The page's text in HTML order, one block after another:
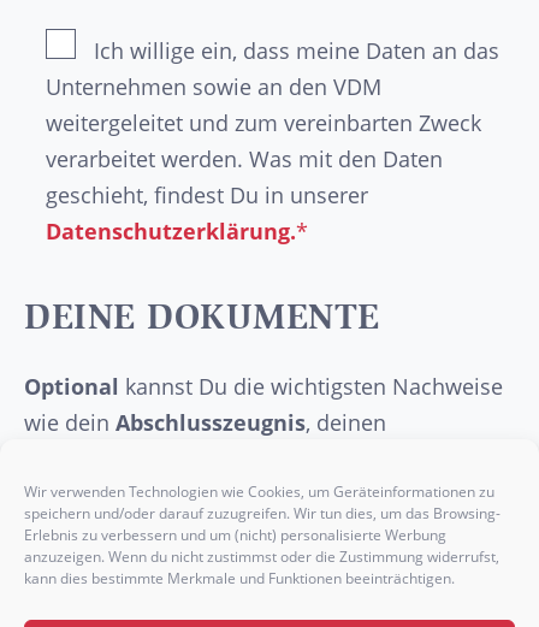
Wir verwenden Technologien wie Cookies, um Geräteinformationen zu
speichern und/oder darauf zuzugreifen. Wir tun dies, um das Browsing-
Erlebnis zu verbessern und um (nicht) personalisierte Werbung
anzuzeigen. Wenn du nicht zustimmst oder die Zustimmung widerrufst,
kann dies bestimmte Merkmale und Funktionen beeinträchtigen.
Ich willige ein, dass meine Daten an das
Unternehmen sowie an den VDM
weitergeleitet und zum vereinbarten Zweck
verarbeitet werden. Was mit den Daten
geschieht, findest Du in unserer
Datenschutzerklärung.*
DEINE DOKUMENTE
Optional kannst Du die wichtigsten Nachweise
wie dein Abschlusszeugnis, deinen
Praktikumsbelegehier einfügen.